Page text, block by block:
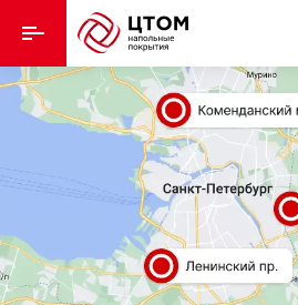
Назад
Кварцвиниловая плитка
Ламинат
Ковролин
Линолеум